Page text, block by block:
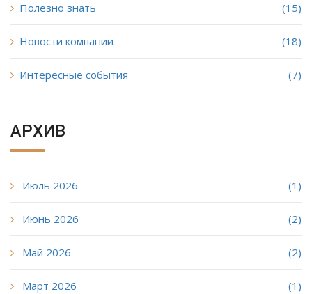
Полезно знать (15)
Новости компании (18)
Интересные события (7)
АРХИВ
Июль 2026 (1)
Июнь 2026 (2)
Май 2026 (2)
Март 2026 (1)